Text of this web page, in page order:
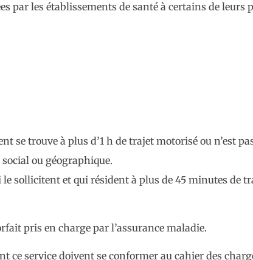
par les établissements de santé à certains de leurs
se trouve à plus d’1 h de trajet motorisé ou n’est
ou géographique.
sollicitent et qui résident à plus de 45 minutes de
pris en charge par l’assurance maladie.
ce service doivent se conformer au cahier des